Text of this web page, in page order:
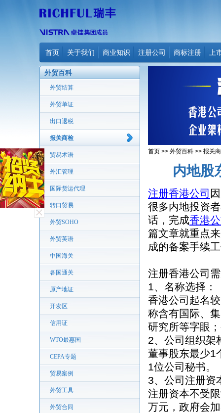
首页 关于我们 商业知识 注册公司 商标注册 上
外贸百科
外贸结算
外贸单证
出口退税
报关商检
贸易术语
外汇管理
国际货运代理
转口贸易
外贸SOHO
外贸英语
中国海关
各国通关
原产地证
开发区
信用证
WTO最惠国
CEPA专题
贸易案例
外贸工具
外贸合同
首页 >> 外贸百科 >> 报关
内地股
注册香港公司
很多内地投资
话，完成香港
篇文章就重点
成的备案手续
注册香港公司
1、名称选择：
香港公司起名
称含有国际、
研究所等字眼
2、公司组织架
董事股东最少1
1位公司秘书。
3、公司注册资
注册资本不受
万元，政府会